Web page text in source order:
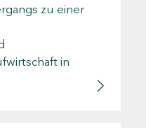
zu einer
in